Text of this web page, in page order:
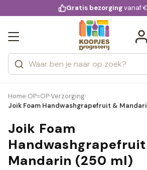
voor 20:00 uur
Gratis bezorgingvanaf
Zoeken
Categorieën
Merken
Home›OP=OP›Verzorging›
Joik Foam Handwashgrapefruit &
Joik Foam
Mandarin (250 ml)